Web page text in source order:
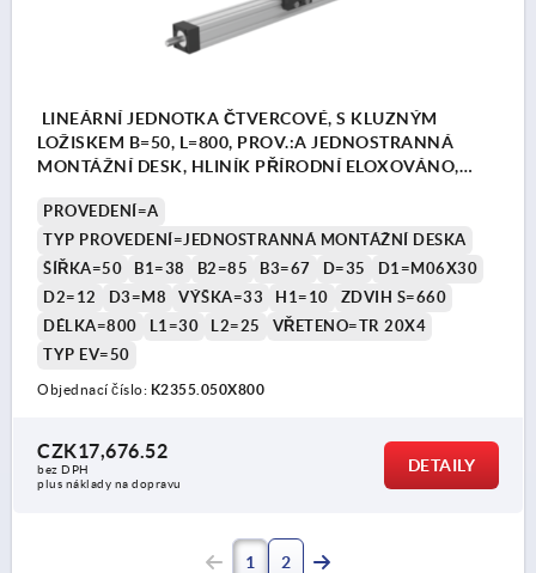
LINEÁRNÍ JEDNOTKA ČTVERCOVÉ, S KLUZNÝM
LOŽISKEM B=50, L=800, PROV.:A JEDNOSTRANNÁ
MONTÁŽNÍ DESK, HLINÍK PŘÍRODNÍ ELOXOVÁNO,
PROVEDENÍ=A
TYP PROVEDENÍ=JEDNOSTRANNÁ MONTÁŽNÍ DESKA
ŠÍŘKA=50
B1=38 B2=85 B3=67 D=35
D1=M06X30
D2=12
D3=M8 VÝŠKA=33 H1=10
ZDVIH S=660
DÉLKA=800
L1=30 L2=25
VŘETENO=TR 20X4
TYP EV=50
Objednací číslo: K2355.050X800
CZK17,676.52
bez DPH
plus náklady na dopravu
DETAILY
1 2